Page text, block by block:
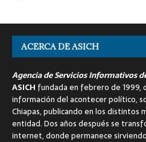
ACERCA DE ASICH
Agencia de Servicios Informativos
ASICH fundada en febrero de 1999,
información del acontecer político,
Chiapas, publicando en los distintos
entidad. Dos años después se
internet, donde permanece